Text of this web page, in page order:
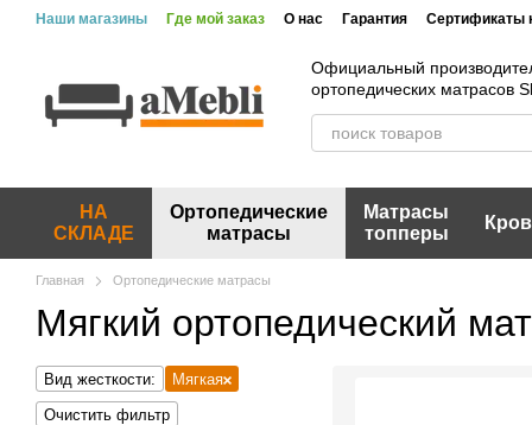
Перейти к основному контенту
Наши магазины Где мой заказ О нас Гарантия Сертификаты
Официальный
ортопедических матрасов
НА
СКЛАДЕ
Ортопедические
матрасы
Матрасы
топперы
Главная Ортопедические матрасы
Мягкий ортопедический
Вид жесткости:
Мягкая
Очистить фильтр